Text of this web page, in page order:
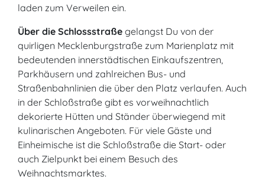
laden zum Verweilen ein.
Über die Schlossstraße gelangst Du von der
quirligen Mecklenburgstraße zum Marienplatz mit
bedeutenden innerstädtischen Einkaufszentren,
Parkhäusern und zahlreichen Bus- und
Straßenbahnlinien die über den Platz verlaufen. Auch
in der Schloßstraße gibt es vorweihnachtlich
dekorierte Hütten und Ständer überwiegend mit
kulinarischen Angeboten. Für viele Gäste und
Einheimische ist die Schloßstraße die Start- oder
auch Zielpunkt bei einem Besuch des
Weihnachtsmarktes.